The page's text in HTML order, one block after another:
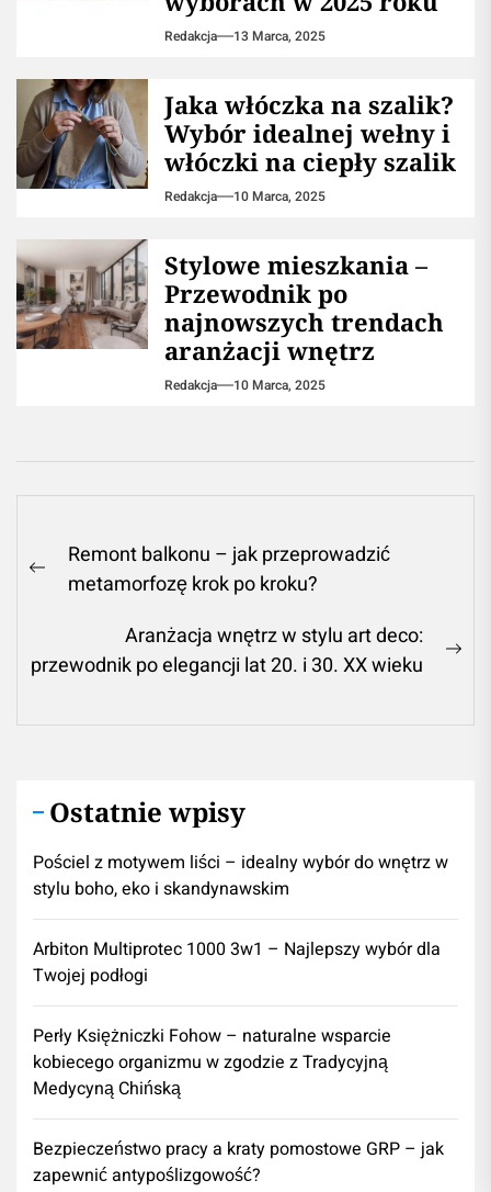
Jakie ryby mrożone
po najlepszych
wyborach w 2025 roku
Redakcja 13 Marca, 2025
Wybór idealnej wełny i
włóczki na ciepły szalik
Redakcja 10 Marca, 2025
Stylowe mieszkania –
najnowszych trendach
aranżacji wnętrz
Nawigacja
wpisu
Previousmetamorfozę krok po kroku?
przewodnik po elegancji lat 20. i 30. XX wieku
Ostatnie wpisy
Pościel z motywem liści – idealny wybór do wnętrz w
stylu boho, eko i skandynawskim
Arbiton Multiprotec 1000 3w1 – Najlepszy wybór dla
Twojej podłogi
Perły Księżniczki Fohow – naturalne wsparcie